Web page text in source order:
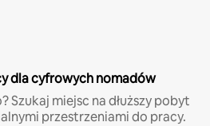
dla cyfrowych nomadów
Szukaj miejsc na dłuższy pobyt
przestrzeniami do pracy.